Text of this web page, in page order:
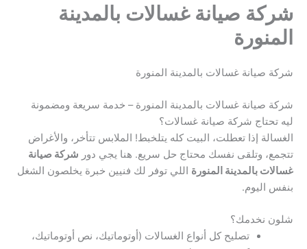
شركة صيانة غسالات بالمدينة
المنورة
شركة صيانة غسالات بالمدينة المنورة
شركة صيانة غسالات بالمدينة المنورة – خدمة سريعة ومضمونة
ليه تحتاج شركة صيانة غسالات؟
الغسالة إذا تعطلت، البيت كله يتلخبط! الملابس تتأخر، والأغراض
تتجمع، وتلقى نفسك محتاج حل سريع. هنا يجي دور شركة صيانة
غسالات بالمدينة المنورة اللي توفر لك فنيين خبرة يخلصون الشغل
بنفس اليوم.
شلون نخدمك؟
تصليح كل أنواع الغسالات (أوتوماتيك، نص أوتوماتيك،